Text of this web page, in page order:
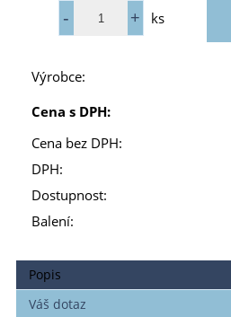
ks
Výrobce:
Cena s DPH:
Cena bez DPH:
DPH:
Dostupnost:
Balení:
Popis
Váš dotaz